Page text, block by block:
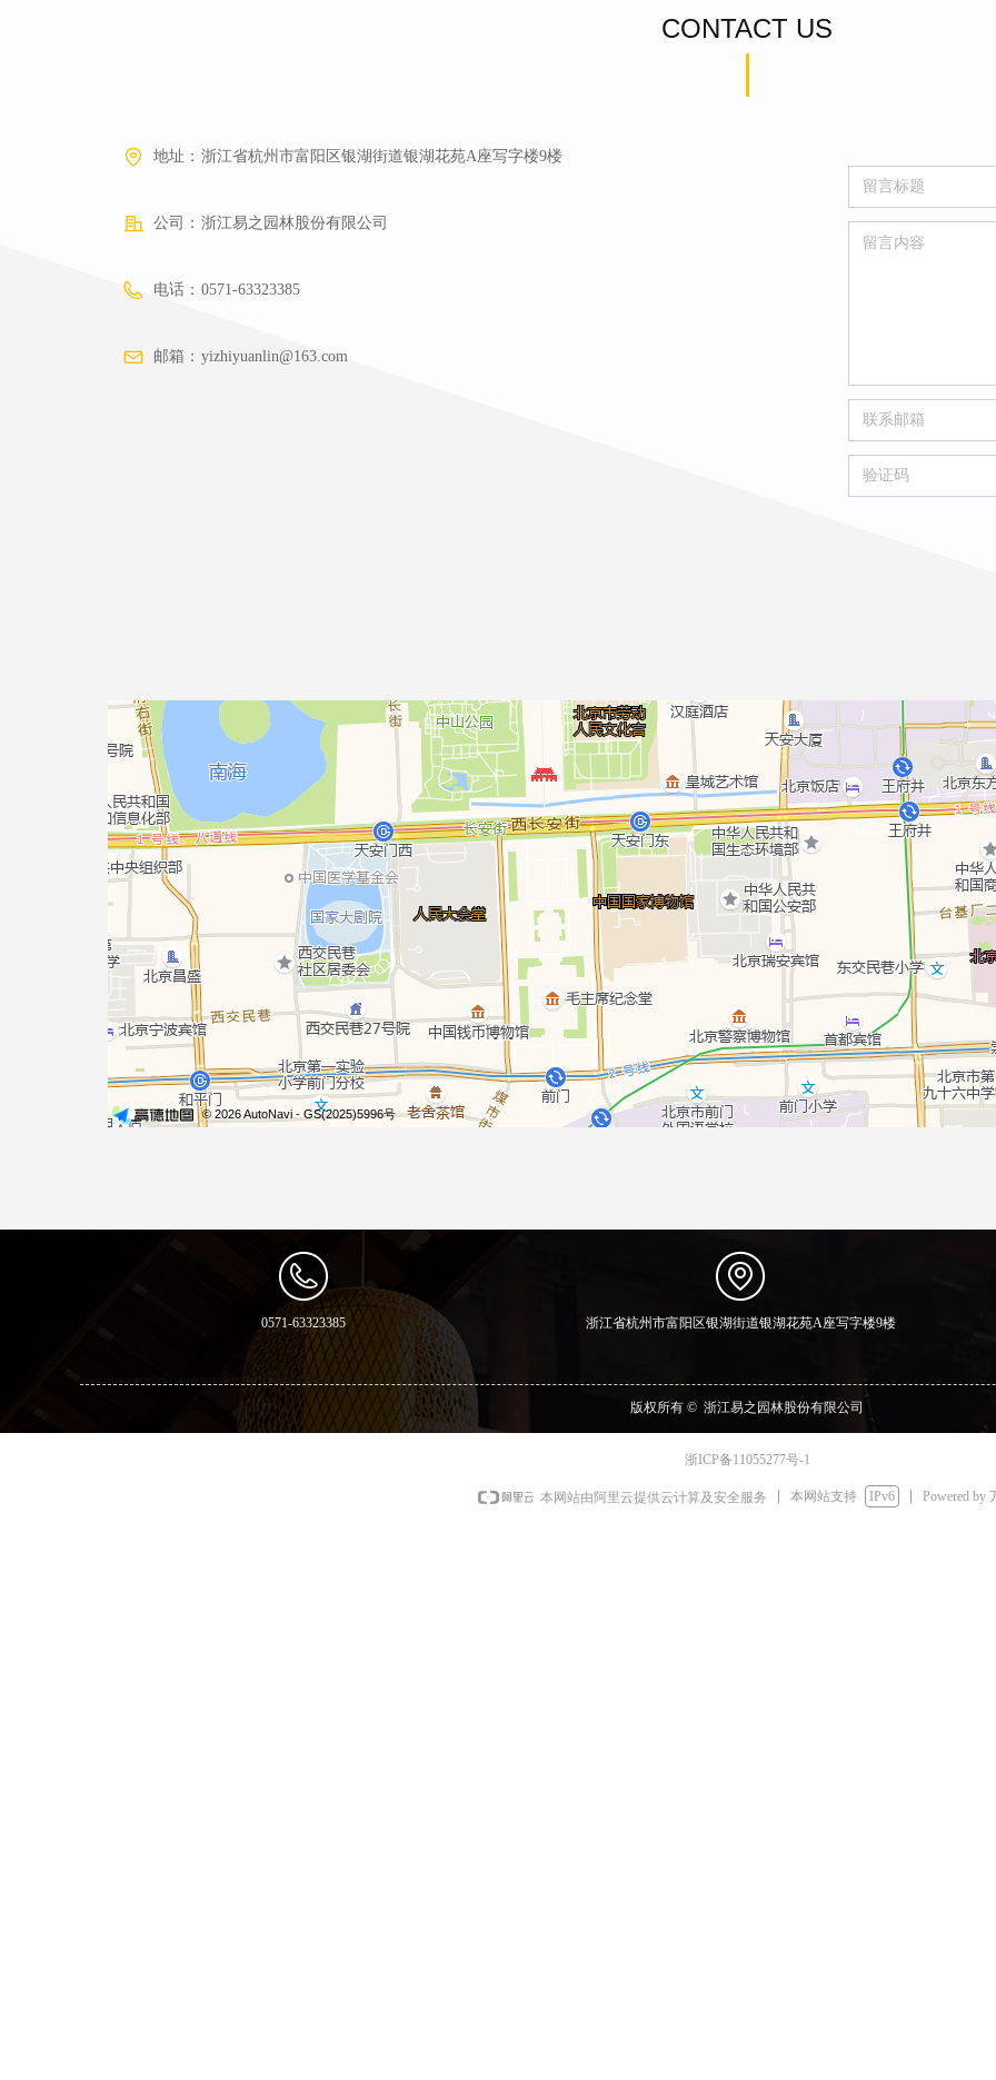
地址： 浙江省杭州市富阳区银湖街道银湖花苑A座写字楼9楼
公司： 浙江易之园林股份有限公司
电话： 0571-63323385
邮箱： yizhiyuanlin@163.com
CONTACT US
版权所有 © 浙江易之园林股份有限公司
0571-63323385 浙江省杭州市富阳区银湖街道银湖花苑A座写字楼9楼
浙ICP备11055277号-1
本网站由阿里云提供云计算及安全服务 本网站支持 IPv6 Powered by